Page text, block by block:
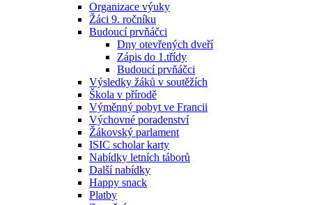
Organizace výuky
Žáci 9. ročníku
Budoucí prvňáčci
Dny otevřených dveří
Zápis do 1.třídy
Budoucí prvňáčci
Výsledky žáků v soutěžích
Škola v přírodě
Výměnný pobyt ve Francii
Výchovné poradenství
Žákovský parlament
ISIC scholar karty
Nabídky letních táborů
Další nabídky
Happy snack
Platby